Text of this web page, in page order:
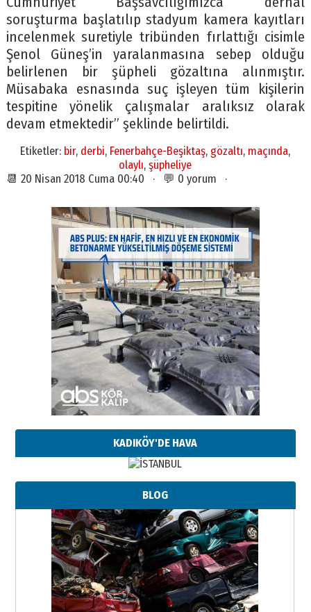
soruşturma başlatılıp stadyum kamera kayıtları
incelenmek suretiyle tribünden fırlattığı cisimle
Şenol Güneş’in yaralanmasına sebep olduğu
belirlenen bir şüpheli gözaltına alınmıştır.
Müsabaka esnasında suç işleyen tüm kişilerin
tespitine yönelik çalışmalar aralıksız olarak
devam etmektedir” şeklinde belirtildi.
Etiketler: bir, derbi, Fenerbahçe-Beşiktaş, gözaltı, maçında,
olaylı,şüpheliye
📆 20 Nisan 2018 Cuma 00:40 · 💬 0 yorum ·
KADIKÖY'DE HAVA
BLOG